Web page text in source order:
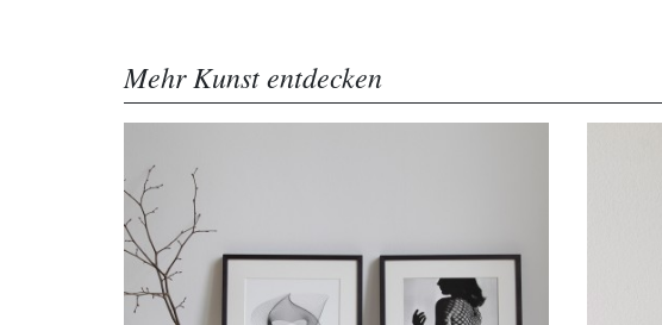
Mehr Kunst entdecken